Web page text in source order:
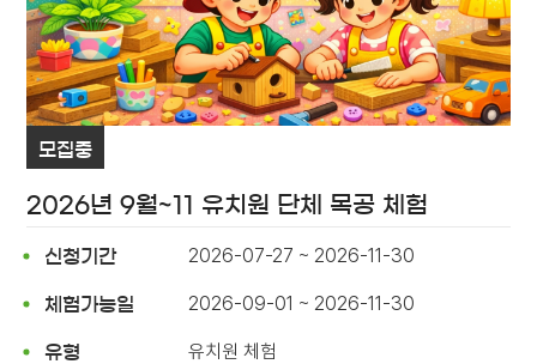
모집중
2026년 9월~11 유치원 단체 목공 체험
신청기간 2026-07-27 ~ 2026-11-30
체험가능일 2026-09-01 ~ 2026-11-30
유형 유치원 체험